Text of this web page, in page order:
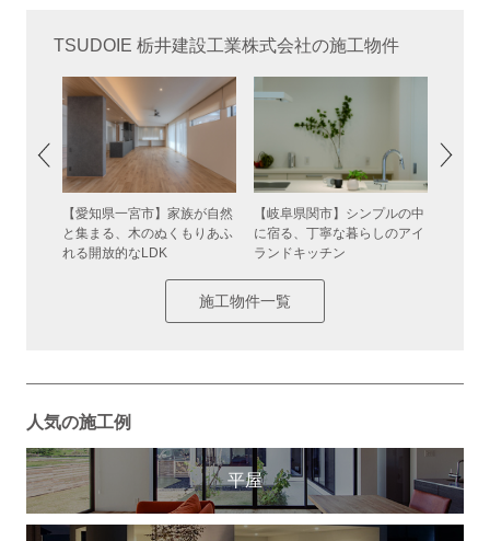
TSUDOIE 栃井建設工業株式会社の施工物件
【愛知県一宮市】家族が自然
と集まる、木のぬくもりあふ
れる開放的なLDK
【岐阜県関市】シンプルの中
に宿る、丁寧な暮らしのアイ
ランドキッチン
施工物件一覧
人気の施工例
平屋